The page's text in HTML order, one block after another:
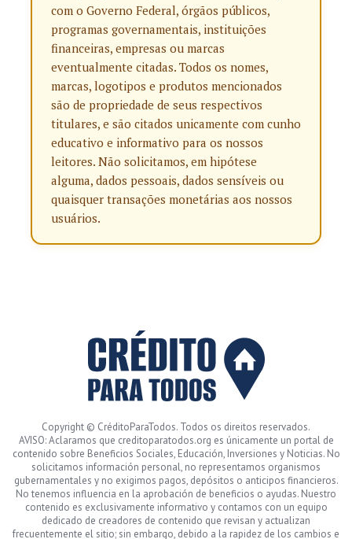
com o Governo Federal, órgãos públicos,
programas governamentais, instituições
financeiras, empresas ou marcas
eventualmente citadas. Todos os nomes,
marcas, logotipos e produtos mencionados
são de propriedade de seus respectivos
titulares, e são citados unicamente com cunho
educativo e informativo para os nossos
leitores. Não solicitamos, em hipótese
alguma, dados pessoais, dados sensíveis ou
quaisquer transações monetárias aos nossos
usuários.
Copyright © CréditoParaTodos. Todos os direitos reservados.
AVISO: Aclaramos que creditoparatodos.org es únicamente un portal de
contenido sobre Beneficios Sociales, Educación, Inversiones y Noticias. No
solicitamos información personal, no representamos organismos
gubernamentales y no exigimos pagos, depósitos o anticipos financieros.
No tenemos influencia en la aprobación de beneficios o ayudas. Nuestro
contenido es exclusivamente informativo y contamos con un equipo
dedicado de creadores de contenido que revisan y actualizan
frecuentemente el sitio; sin embargo, debido a la rapidez de los cambios e